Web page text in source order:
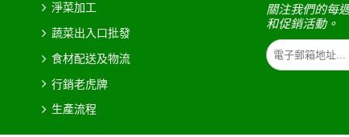
淨菜加工
蔬菜出入口批發
食材配送及物流
行銷老虎牌
生產流程
關注我們的每
和促銷活動。